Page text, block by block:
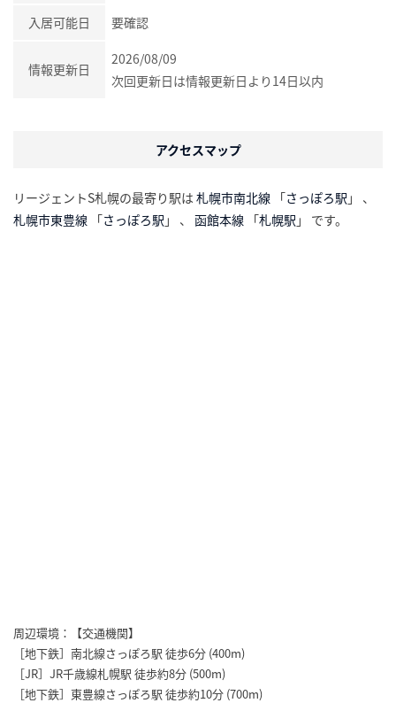
入居可能日 要確認
情報更新日
2026/08/09
次回更新日は情報更新日より14日以内
アクセスマップ
リージェントS札幌の最寄り駅は 札幌市南北線 「さっぽろ駅 」 、
札幌市東豊線 「さっぽろ駅 」 、 函館本線 「札幌駅 」 です。
周辺環境：【交通機関】
［地下鉄］南北線さっぽろ駅 徒歩6分 (400m)
［JR］JR千歳線札幌駅 徒歩約8分 (500m)
［地下鉄］東豊線さっぽろ駅 徒歩約10分 (700m)